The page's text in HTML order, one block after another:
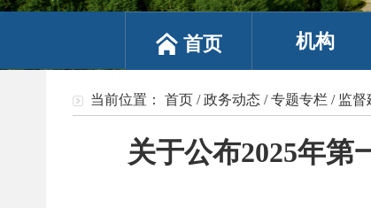
首页 机构
当前位置： 首页 /政务动态 /专题专栏 / 监督
关于公布2025年第